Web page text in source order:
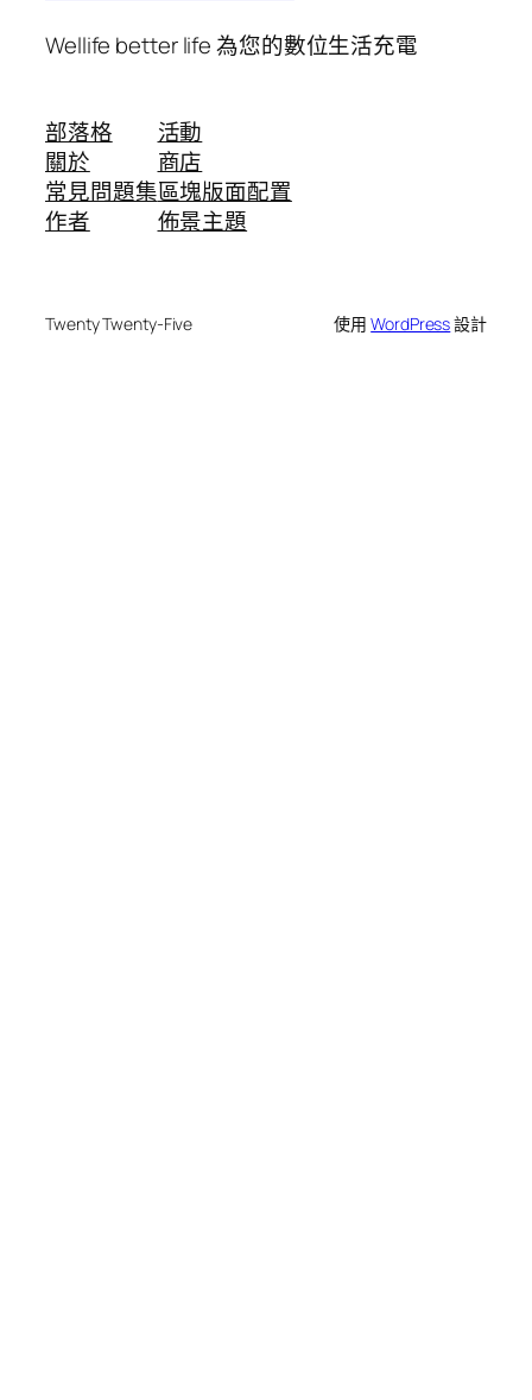
Wellife better life 為您的數位生活充電
部落格
關於
常見問題集
作者
活動
商店
區塊版面配置
佈景主題
Twenty Twenty-Five 使用WordPress設計